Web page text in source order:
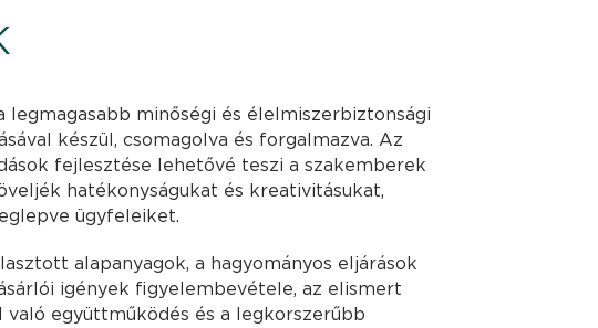
legmagasabb minőségi és élelmiszerbiztonsági
készül, csomagolva és forgalmazva. Az
fejlesztése lehetővé teszi a szakemberek
hatékonyságukat és kreativitásukat,
ügyfeleiket.
alapanyagok, a hagyományos eljárások
igények figyelembevétele, az elismert
együttműködés és a legkorszerűbb